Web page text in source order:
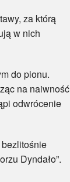
za którą
w nich
do pionu.
na naiwność
odwrócenie
Dyndało”.